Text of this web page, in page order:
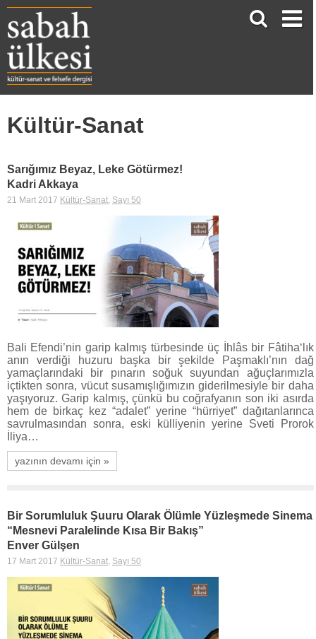
Kültür-Sanat
Sarığımız Beyaz, Leke Götürmez!
Kadri Akkaya
21 Mart 2017 Kültür-Sanat, Sayı 50
Bali Efendi’nin garip kalmış türbesinde üç İhlâs bir Fâtiha‘lık
anın verdiği huzuru başka bir şekilde Paşmaklı’nın dağ
yamaçlarındaki bir pınarın soğuk suyundan ağuçlarımızla
içtikten sonra, vücut susamışlığımızın giderilmesiyle bir daha
yaşıyoruz. Garip kalmış, çünkü bu coğrafyanın son iki asırda
hem de birkaç kez “adalet” yerine “hürriyet” dağıtanlarınca
savrulmasından sonra, eski külliyenin yerine Sveti Prorok
İliya…
yazının devamı için »
Bir Sorumluluk Şuuru Olarak Ölümle Yüzleşmede Sinema
“Mesnevi Paralelinde Kısa Bir Bakış”
Enver Gülşen
17 Mart 2017 Kültür-Sanat, Sayı 50